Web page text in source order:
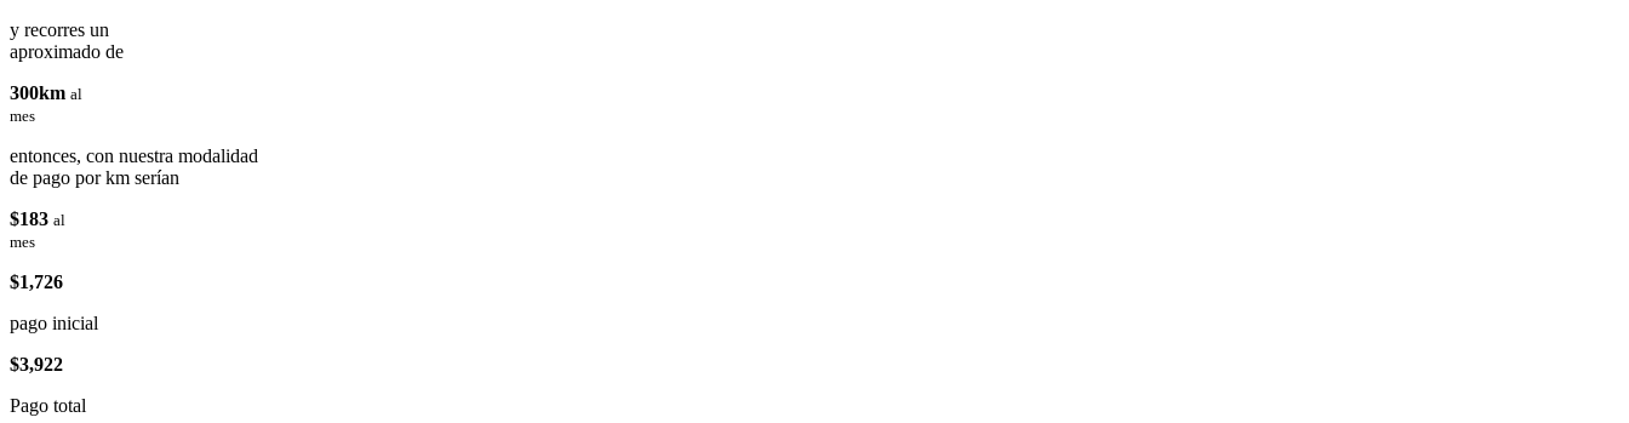
y recorres un
aproximado de
300km al
mes
entonces, con nuestra modalidad
de pago por km serían
$183 al
mes
$1,726
pago inicial
$3,922
Pago total